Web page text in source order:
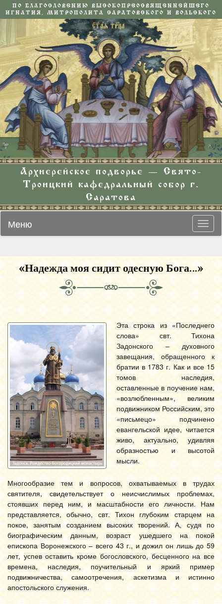
ПО БЛАГОСЛОВЕНИЮ ВЫСОКОПРЕОСВЯЩЕННЕЙШЕГО
ИГНАТИЯ, МИТРОПОЛИТА САРАТОВСКОГО И ВОЛЬСКОГО
Архиерейское подворье — Свято-
Троицкий кафедральный собор г.
Саратова
Меню
«Надежда моя сидит одесную Бога…»
Эта строка из «Последнего
слова» свт. Тихона
Задонского – духовного
завещания, обращенного к
братии в 1783 г. Как и все 15
томов наследия,
оставленные в поучение нам,
«возлюбленным», великим
подвижником Российским, это
«письмецо» подчинено
евангельской идее, читается
живо, актуально, удивляя
образностью и высотой
мысли.
Многообразие тем и вопросов, охватываемых в трудах
святителя, свидетельствует о неисчислимых проблемах,
стоявших перед ним, и масштабности его личности. Нам
представляется, обычно, свт. Тихон глубоким старцем на
покое, занятым созданием высоких творений. А, судя по
биографическим данным, возраст ушедшего на покой
епископа Воронежского – всего 43 г., и дожил он лишь до 59
лет, успев оставить кроме богословского, бесценного на все
времена, наследия, поучительный и яркий пример
подвижничества, самоотречения, аскетизма и истинно
апостольского служения.